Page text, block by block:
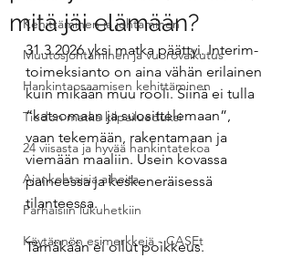
Kehittäminen ja johtaminen
Muutosjohtaminen ja vuorovaikutus
Hankintaosaamisen kehittäminen
Tiedon matka kilpailueduksi
24 viisasta ja hyvää hankintatekoa
Ajankohtaisia aiheita
Parhaisiin lukuhetkiin
Käytännön esimerkkejä - CASEt
mitä jäi elämään?
31.3.2026 yksi matka päättyi. Interim-
toimeksianto on aina vähän erilainen
kuin mikään muu rooli. Siinä ei tulla
“katsomaan ja suosittelemaan”,
vaan tekemään, rakentamaan ja
viemään maaliin. Usein kovassa
paineessa ja keskeneräisessä
tilanteessa.
Tämäkään ei ollut poikkeus.